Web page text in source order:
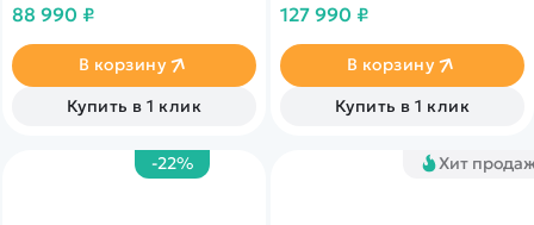
систему, технологию
по всем направлениям,
функцию отслеживания
ActiveTrack 360° с
обновленным режимом Trace
передачи видео на
максимальное расстояние в
88 990 ₽
В корзину
Купить в 1 клик
мощные возможности
всенаправленное
обнаружение препятствий,
ActiveTrack 360° с новым
режимом трассировки и
FHD на 20 км, что дает еще
больше возможностей как
127 990 ₽
В корзину
Купить в 1 клик
-22% Хит